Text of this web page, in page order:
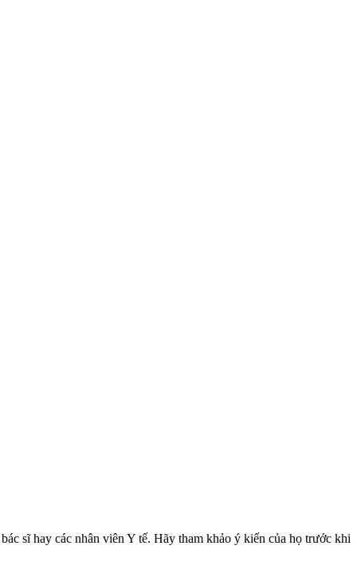
sĩ hay các nhân viên Y tế. Hãy tham khảo ý kiến của họ trước khi